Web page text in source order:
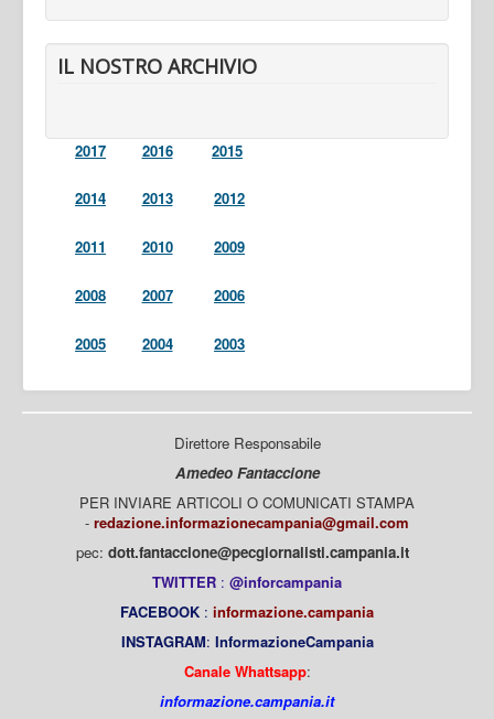
IL NOSTRO ARCHIVIO
2017 2016 2015
2014 2013 2012
2011 2010 2009
2008 2007 2006
2005 2004 2003
Direttore Responsabile
Amedeo Fantaccione
PER INVIARE ARTICOLI O COMUNICATI STAMPA
- redazione.informazionecampania@gmail.com
pec: dott.fantaccione@pecgiornalisti.campania.it
TWITTER : @inforcampania
FACEBOOK : informazione.campania
INSTAGRAM: InformazioneCampania
Canale Whattsapp:
informazione.campania.it